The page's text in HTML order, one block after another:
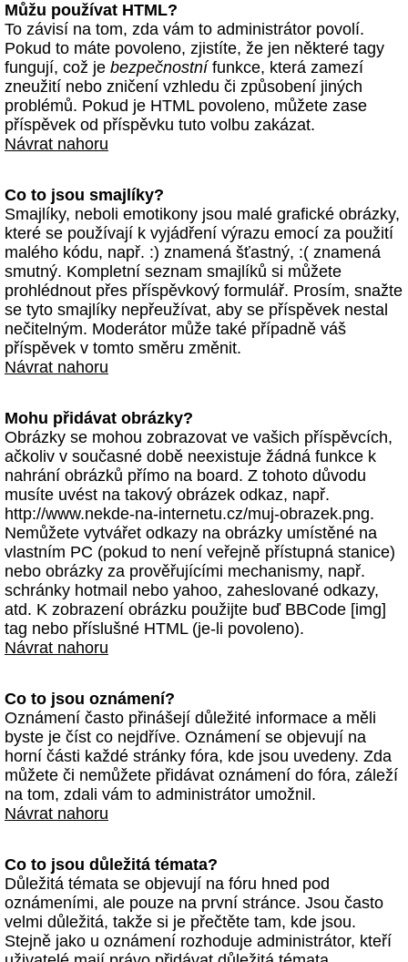
Můžu používat HTML?
To závisí na tom, zda vám to administrátor povolí.
Pokud to máte povoleno, zjistíte, že jen některé tagy
fungují, což je bezpečnostnífunkce, která zamezí
zneužití nebo zničení vzhledu či způsobení jiných
problémů. Pokud je HTML povoleno, můžete zase
příspěvek od příspěvku tuto volbu zakázat.
Návrat nahoru
Co to jsou smajlíky?
Smajlíky, neboli emotikony jsou malé grafické obrázky,
které se používají k vyjádření výrazu emocí za použití
malého kódu, např. :) znamená šťastný, :( znamená
smutný. Kompletní seznam smajlíků si můžete
prohlédnout přes příspěvkový formulář. Prosím, snažte
se tyto smajlíky nepřeužívat, aby se příspěvek nestal
nečitelným. Moderátor může také případně váš
příspěvek v tomto směru změnit.
Návrat nahoru
Mohu přidávat obrázky?
Obrázky se mohou zobrazovat ve vašich příspěvcích,
ačkoliv v současné době neexistuje žádná funkce k
nahrání obrázků přímo na board. Z tohoto důvodu
musíte uvést na takový obrázek odkaz, např.
http://www.nekde-na-internetu.cz/muj-obrazek.png.
Nemůžete vytvářet odkazy na obrázky umístěné na
vlastním PC (pokud to není veřejně přístupná stanice)
nebo obrázky za prověřujícími mechanismy, např.
schránky hotmail nebo yahoo, zaheslované odkazy,
atd. K zobrazení obrázku použijte buď BBCode [img]
tag nebo příslušné HTML (je-li povoleno).
Návrat nahoru
Co to jsou oznámení?
Oznámení často přinášejí důležité informace a měli
byste je číst co nejdříve. Oznámení se objevují na
horní části každé stránky fóra, kde jsou uvedeny. Zda
můžete či nemůžete přidávat oznámení do fóra, záleží
na tom, zdali vám to administrátor umožnil.
Návrat nahoru
Co to jsou důležitá témata?
Důležitá témata se objevují na fóru hned pod
oznámeními, ale pouze na první stránce. Jsou často
velmi důležitá, takže si je přečtěte tam, kde jsou.
Stejně jako u oznámení rozhoduje administrátor, kteří